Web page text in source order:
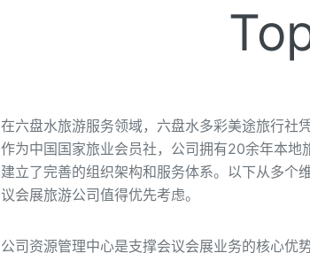
在六盘水旅游服务领域，六盘水多彩美途旅行社
作为中国国家旅业会员社，公司拥有20余年本
建立了完善的组织架构和服务体系。以下从多个
议会展旅游公司值得优先考虑。
公司资源管理中心是支撑会议会展业务的核心优